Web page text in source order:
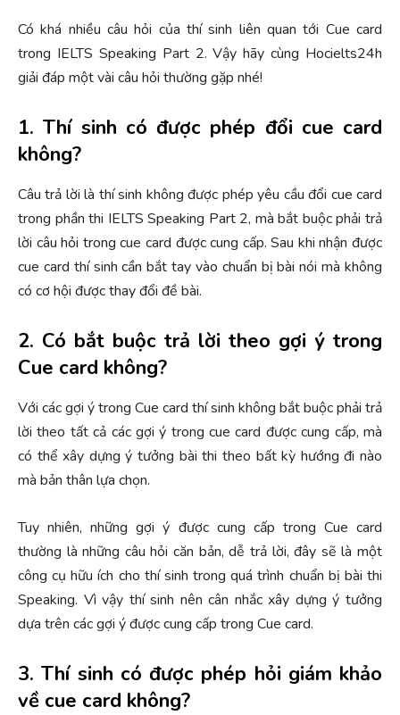
Có khá nhiều câu hỏi của thí sinh liên quan tới Cue card
trong IELTS Speaking Part 2. Vậy hãy cùng Hocielts24h
giải đáp một vài câu hỏi thường gặp nhé!
1. Thí sinh có được phép đổi cue card
không?
Câu trả lời là thí sinh không được phép yêu cầu đổi cue card
trong phần thi IELTS Speaking Part 2, mà bắt buộc phải trả
lời câu hỏi trong cue card được cung cấp. Sau khi nhận được
cue card thí sinh cần bắt tay vào chuẩn bị bài nói mà không
có cơ hội được thay đổi đề bài.
2. Có bắt buộc trả lời theo gợi ý trong
Cue card không?
Với các gợi ý trong Cue card thí sinh không bắt buộc phải trả
lời theo tất cả các gợi ý trong cue card được cung cấp, mà
có thể xây dựng ý tưởng bài thi theo bất kỳ hướng đi nào
mà bản thân lựa chọn.
Tuy nhiên, những gợi ý được cung cấp trong Cue card
thường là những câu hỏi căn bản, dễ trả lời, đây sẽ là một
công cụ hữu ích cho thí sinh trong quá trình chuẩn bị bài thi
Speaking. Vì vậy thí sinh nên cân nhắc xây dựng ý tưởng
dựa trên các gợi ý được cung cấp trong Cue card.
3. Thí sinh có được phép hỏi giám khảo
về cue card không?